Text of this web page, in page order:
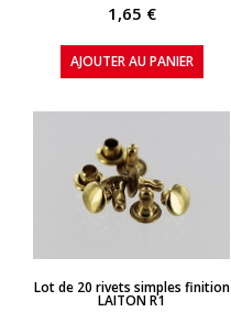
1,65 €
AJOUTER AU PANIER
APERÇU RAPIDE
Lot de 20 rivets simples finition
LAITON R1